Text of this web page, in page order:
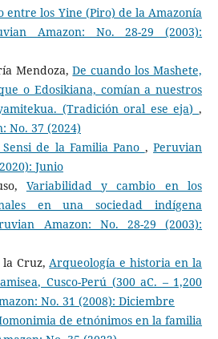
entre los Yine (Piro) de la Amazonía
Amazon: No. 28-29 (2003):
Mendoza,De cuando los Mashete,
o Edosikiana, comían a nuestros
(Tradición oral ese eja),
No. 37 (2024)
Sensi de la Familia Pano ,Peruvian
Junio
Variabilidad y cambio en los
en una sociedad indígena
Amazon: No. 28-29 (2003):
la Cruz,Arqueología e historia en la
Cusco-Perú (300 aC. – 1,200
No. 31 (2008): Diciembre
de etnónimos en la familia